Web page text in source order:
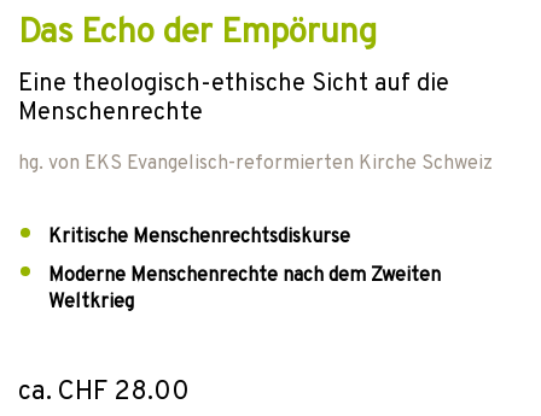
Das Echo der Empörung
Eine theologisch-ethische Sicht auf die
Menschenrechte
hg. von EKS Evangelisch-reformierten Kirche Schweiz
Kritische Menschenrechtsdiskurse
Moderne Menschenrechte nach dem Zweiten
Weltkrieg
ca. CHF 28.00